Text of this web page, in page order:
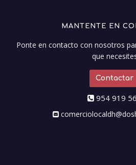
MANTENTE EN
Ponte en contacto con nosotros
que
Contactar
954 919